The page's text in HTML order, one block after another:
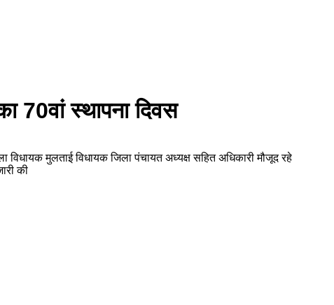
70वां स्थापना दिवस
मुलताई विधायक जिला पंचायत अध्यक्ष सहित अधिकारी मौजूद रहे
की